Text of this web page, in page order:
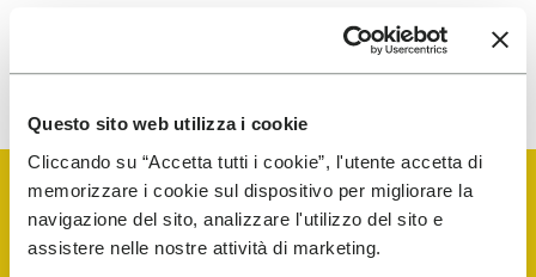
Questo sito web utilizza i cookie
Cliccando su “Accetta tutti i cookie”, l'utente accetta di
memorizzare i cookie sul dispositivo per migliorare la
navigazione del sito, analizzare l'utilizzo del sito e
assistere nelle nostre attività di marketing.